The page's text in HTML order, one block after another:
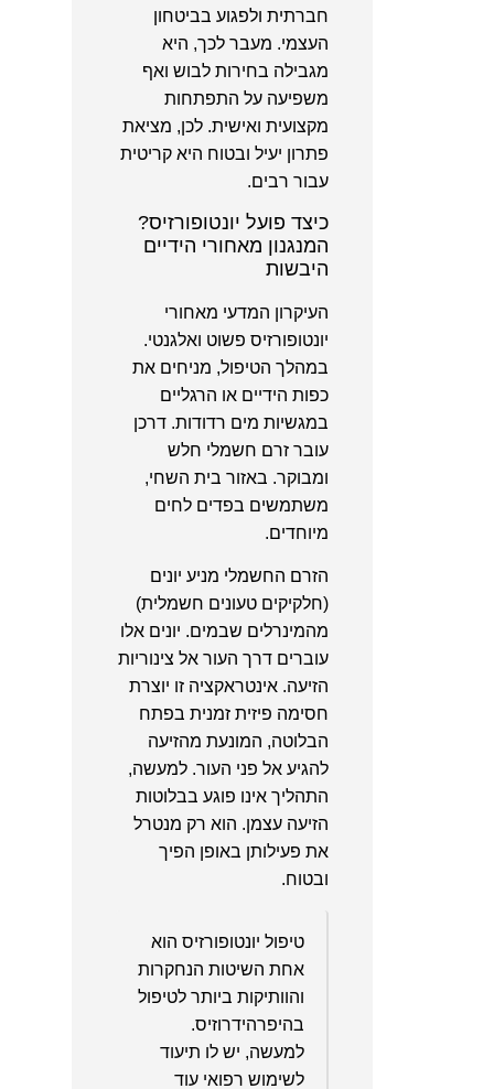
חברתית ולפגוע בביטחון
העצמי. מעבר לכך, היא
מגבילה בחירות לבוש ואף
משפיעה על התפתחות
מקצועית ואישית. לכן, מציאת
פתרון יעיל ובטוח היא קריטית
עבור רבים.
כיצד פועל יונטופורזיס?
המנגנון מאחורי הידיים
היבשות
העיקרון המדעי מאחורי
יונטופורזיס פשוט ואלגנטי.
במהלך הטיפול, מניחים את
כפות הידיים או הרגליים
במגשיות מים רדודות. דרכן
עובר זרם חשמלי חלש
ומבוקר. באזור בית השחי,
משתמשים בפדים לחים
מיוחדים.
הזרם החשמלי מניע יונים
(חלקיקים טעונים חשמלית)
מהמינרלים שבמים. יונים אלו
עוברים דרך העור אל צינוריות
הזיעה. אינטראקציה זו יוצרת
חסימה פיזית זמנית בפתח
הבלוטה, המונעת מהזיעה
להגיע אל פני העור. למעשה,
התהליך אינו פוגע בבלוטות
הזיעה עצמן. הוא רק מנטרל
את פעילותן באופן הפיך
ובטוח.
טיפול יונטופורזיס הוא
אחת השיטות הנחקרות
והוותיקות ביותר לטיפול
בהיפרהידרוזיס.
למעשה, יש לו תיעוד
לשימוש רפואי עוד